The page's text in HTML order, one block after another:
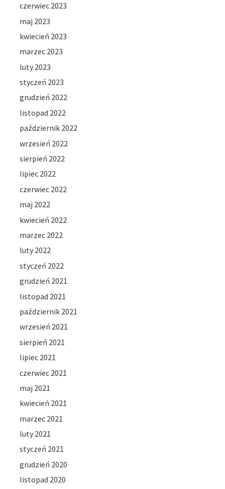
czerwiec 2023
maj 2023
kwiecień 2023
marzec 2023
luty 2023
styczeń 2023
grudzień 2022
listopad 2022
październik 2022
wrzesień 2022
sierpień 2022
lipiec 2022
czerwiec 2022
maj 2022
kwiecień 2022
marzec 2022
luty 2022
styczeń 2022
grudzień 2021
listopad 2021
październik 2021
wrzesień 2021
sierpień 2021
lipiec 2021
czerwiec 2021
maj 2021
kwiecień 2021
marzec 2021
luty 2021
styczeń 2021
grudzień 2020
listopad 2020